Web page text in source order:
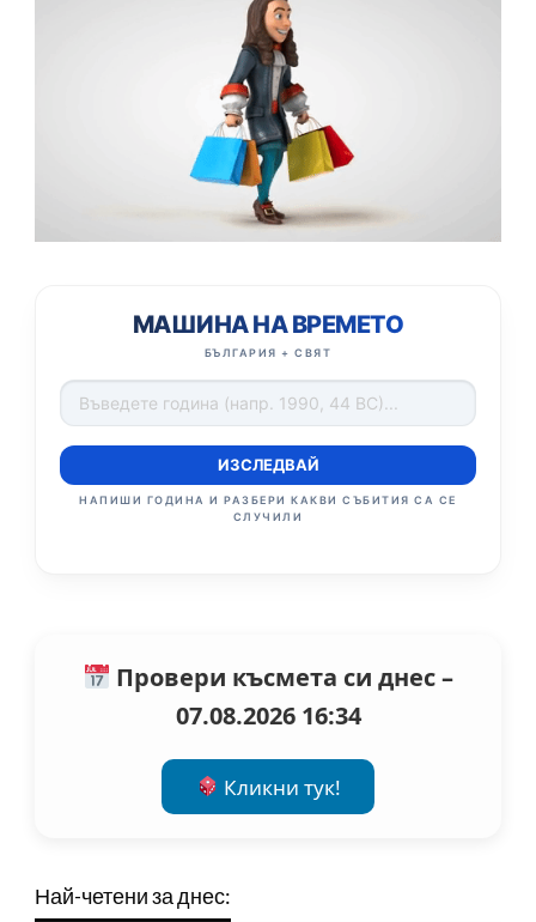
МАШИНА НА ВРЕМЕТО
БЪЛГАРИЯ + СВЯТ
ИЗСЛЕДВАЙ
НАПИШИ ГОДИНА И РАЗБЕРИ КАКВИ СЪБИТИЯ СА СЕ
СЛУЧИЛИ
Провери късмета си днес –
07.08.2026 16:34
Кликни тук!
Най-четени за днес: